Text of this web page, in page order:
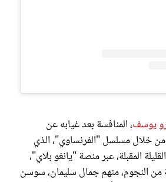
يوسف، المنافسة بعد غيابه عن
وذلك من خلال مسلسل "الفرنساوي"، الذي
المقبلة، عبر منصة "يانغو بلاي"،
من النجوم، منهم جمال سليمان، سوسن